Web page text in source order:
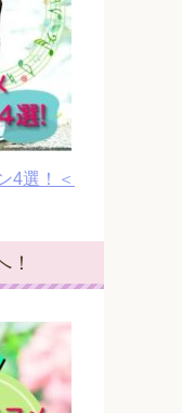
4選！＜
！